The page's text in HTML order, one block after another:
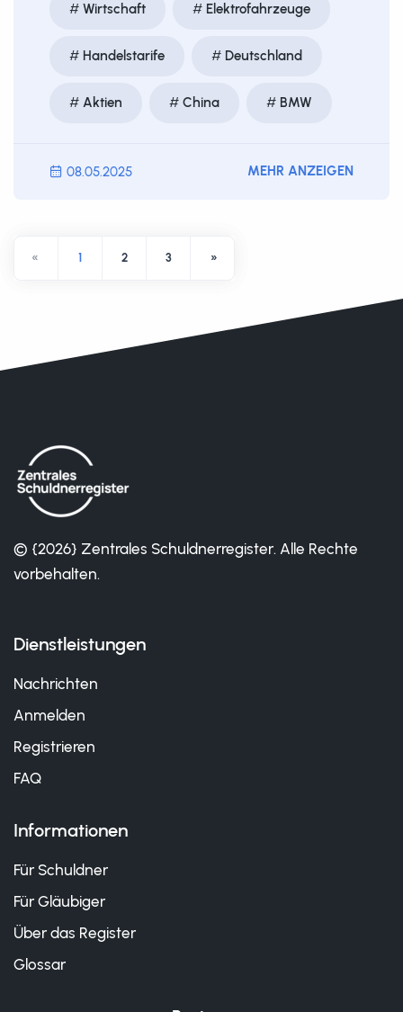
Wirtschaft Elektrofahrzeuge
Handelstarife Deutschland
Aktien China BMW
08.05.2025 MEHR ANZEIGEN
« 1 2 3 »
© {2026} Zentrales Schuldnerregister. Alle Rechte
vorbehalten.
Dienstleistungen
Nachrichten
Anmelden
Registrieren
FAQ
Informationen
Für Schuldner
Für Gläubiger
Über das Register
Glossar